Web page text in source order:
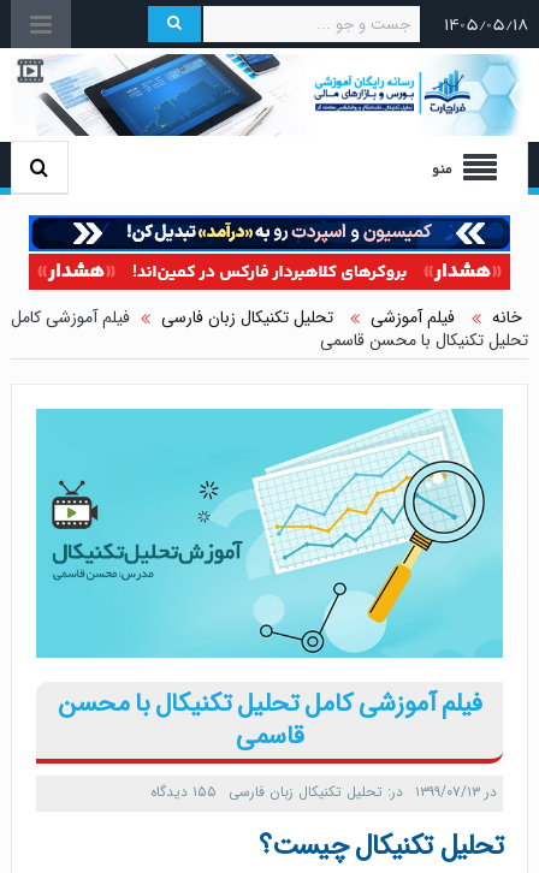
۱۴۰۵/۰۵/۱۸
منو
خانه فیلم آموزشی تحلیل تکنیکال زبان فارسی
فیلم آموزشی کامل
تحلیل تکنیکال با محسن قاسمی
فیلم آموزشی کامل تحلیل تکنیکال با محسن
قاسمی
در ۱۳۹۹/۰۷/۱۳ در: تحلیل تکنیکال زبان فارسی ۱۵۵ دیدگاه
تحلیل تکنیکال چیست؟